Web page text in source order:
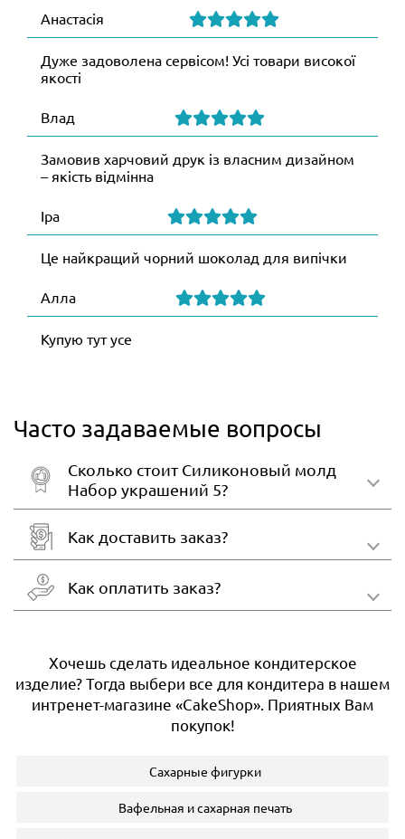
Анастасія
Дуже задоволена сервісом! Усі товари високої
якості
Влад
Замовив харчовий друк із власним дизайном
– якість відмінна
Іра
Це найкращий чорний шоколад для випічки
Алла
Купую тут усе
Часто задаваемые вопросы
Сколько стоит Силиконовый молд
Набор украшений 5?
Как доставить заказ?
Как оплатить заказ?
Хочешь сделать идеальное кондитерское
изделие? Тогда выбери все для кондитера в нашем
интренет-магазине «CakeShop». Приятных Вам
покупок!
Сахарные фигурки
Вафельная и сахарная печать